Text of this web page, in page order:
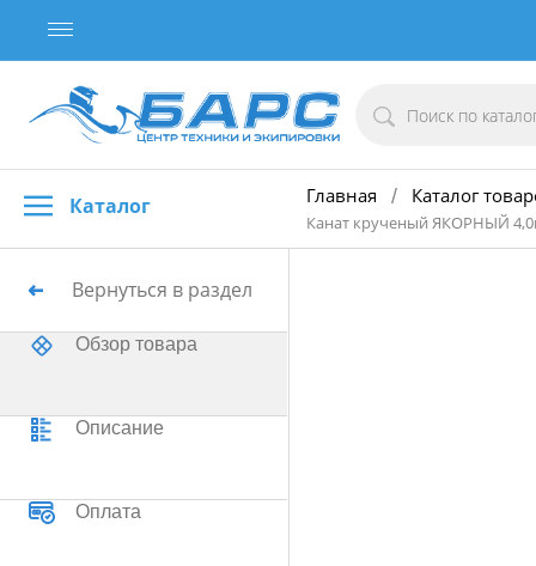
Каталог Главная / Каталог
Канат крученый ЯКОРНЫЙ
Вернуться в раздел
Обзор товара
Описание
Оплата